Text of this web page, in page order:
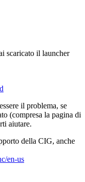
scaricato il launcher
il problema, se
(compresa la pagina di
aiutare.
della CIG, anche
en-us